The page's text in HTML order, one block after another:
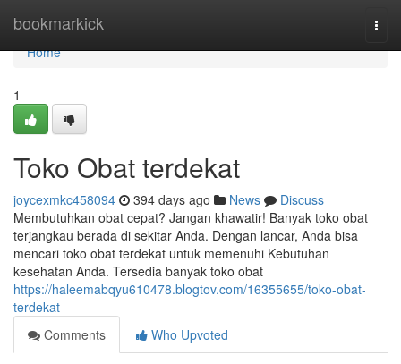
bookmarkick
Home
Home
1
Toko Obat terdekat
joycexmkc458094 394 days ago News
Discuss
Membutuhkan obat cepat? Jangan khawatir! Banyak toko obat
terjangkau berada di sekitar Anda. Dengan lancar, Anda bisa
mencari toko obat terdekat untuk memenuhi Kebutuhan
kesehatan Anda. Tersedia banyak toko obat
https://haleemabqyu610478.blogtov.com/16355655/toko-obat-
terdekat
Comments
Who Upvoted